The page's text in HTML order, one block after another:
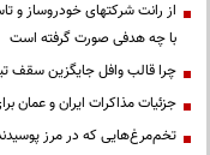
از رانت‌ شرکتهای خودروساز و
با چه هدفی صورت گرفته است
چرا قالب وافل جایگزین سقف
جزئیات مذاکرات ایران و عمان
تخم‌مرغ‌هایی که در مرز